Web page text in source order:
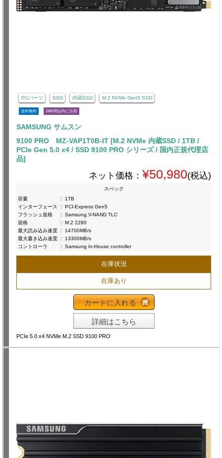
PCパーツ SSD 内蔵SSD M.2 NVMe Gen5 SSD
送料無料 24時間以内に出荷
SAMSUNG サムスン
9100 PRO MZ-VAP1T0B-IT [M.2 NVMe 内蔵SSD / 1TB /
PCIe Gen 5.0 x4 / SSD 9100 PRO シリーズ / 国内正規代理店
品]
ネット価格： ¥50,980(税込)
スペック
容量
:
1TB
インターフェース
:
PCI-Express Gen5
フラッシュ規格
:
Samsung V-NAND TLC
規格
:
M.2 2280
最大読み込み速度 :
14700MB/s
最大書き込み速度 :
13300MB/s
コントローラ
: Samsung In-House controller
在庫状況
在庫あり
カートに入れる
詳細はこちら
PCIe 5.0 x4 NVMe M.2 SSD 9100 PRO